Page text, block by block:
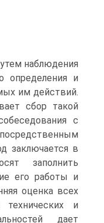
наблюдения
определения и
им действий.
сбор такой
с
заключается в
заполнить
его работы и
оценка всех
технических и
дает